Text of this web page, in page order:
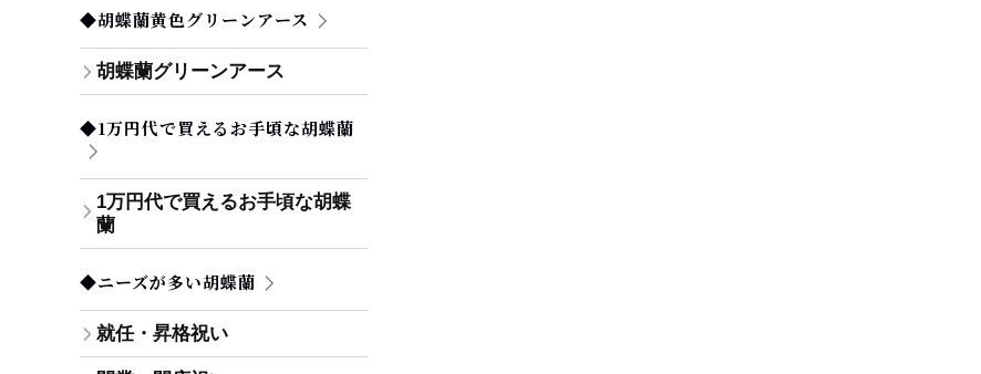
◆胡蝶蘭黄色グリーンアース
胡蝶蘭グリーンアース
◆1万円代で買えるお手頃な胡蝶蘭
1万円代で買えるお手頃な胡蝶
蘭
◆ニーズが多い胡蝶蘭
就任・昇格祝い